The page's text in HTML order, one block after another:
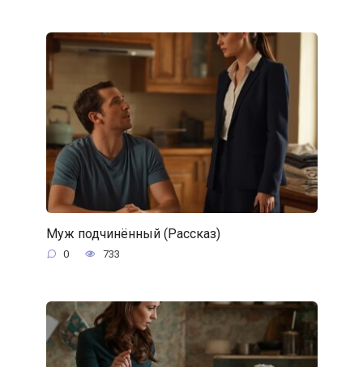
Муж подчинённый (Рассказ)
0 733